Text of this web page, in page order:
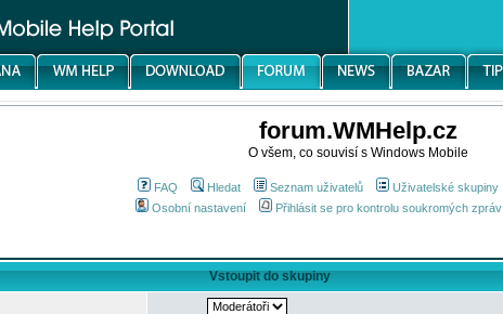
forum.WMHelp.cz
O všem, co souvisí s Windows Mobile
FAQ Hledat Seznam uživatelů Uživatelské skupiny
Osobní nastavení
Přihlásit se pro kontrolu soukromých zpráv
Vstoupit do skupiny